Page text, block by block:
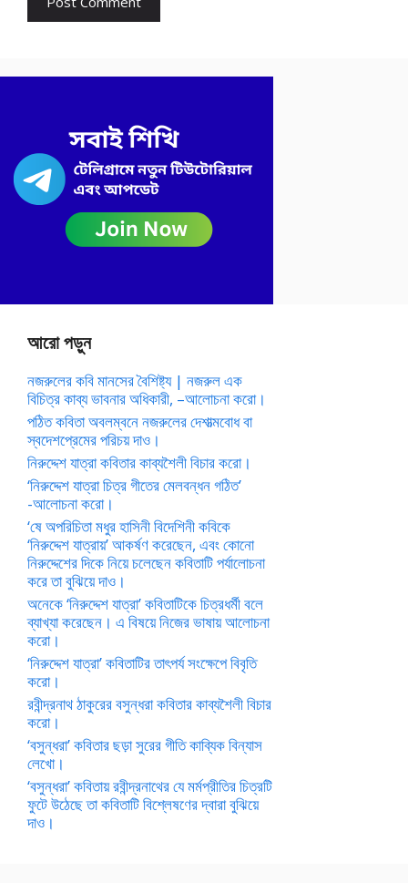
আরো পড়ুন
নজরুলের কবি মানসের বৈশিষ্ট্য | নজরুল এক
বিচিত্র কাব্য ভাবনার অধিকারী, –আলোচনা করো।
পঠিত কবিতা অবলম্বনে নজরুলের দেশাত্মবোধ বা
স্বদেশপ্রেমের পরিচয় দাও।
নিরুদ্দেশ যাত্রা কবিতার কাব্যশৈলী বিচার করো।
‘নিরুদ্দেশ যাত্রা চিত্র গীতের মেলবন্ধন গঠিত’
-আলোচনা করো।
‘ষে অপরিচিতা মধুর হাসিনী বিদেশিনী কবিকে
‘নিরুদ্দেশ যাত্রায়’ আকর্ষণ করেছেন, এবং কোনো
নিরুদ্দেশের দিকে নিয়ে চলেছেন কবিতাটি পর্যালোচনা
করে তা বুঝিয়ে দাও।
অনেকে ‘নিরুদ্দেশ যাত্রা’ কবিতাটিকে চিত্রধর্মী বলে
ব্যাখ্যা করেছেন। এ বিষয়ে নিজের ভাষায় আলোচনা
করো।
‘নিরুদ্দেশ যাত্রা’ কবিতাটির তাৎপর্য সংক্ষেপে বিবৃতি
করো।
রবীন্দ্রনাথ ঠাকুরের বসুন্ধরা কবিতার কাব্যশৈলী বিচার
করো।
‘বসুন্ধরা’ কবিতার ছড়া সুরের গীতি কাব্যিক বিন্যাস
লেখো।
‘বসুন্ধরা’ কবিতায় রবীন্দ্রনাথের যে মর্মপ্রীতির চিত্রটি
ফুটে উঠেছে তা কবিতাটি বিশ্লেষণের দ্বারা বুঝিয়ে
দাও।